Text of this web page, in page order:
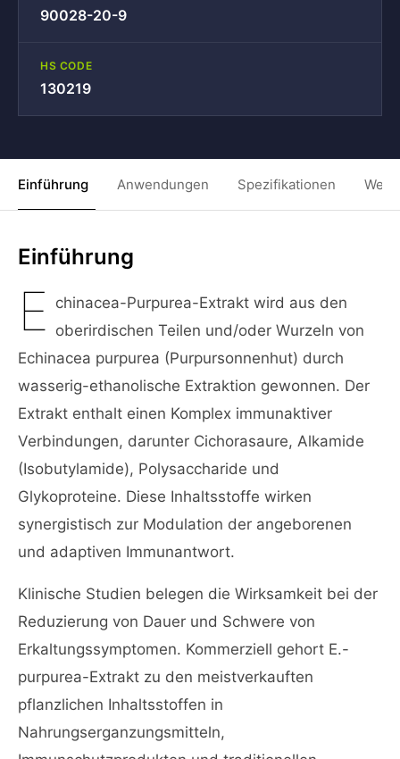
90028-20-9
HS CODE
130219
Einführung Anwendungen Spezifikationen
Einführung
E chinacea-Purpurea-Extrakt wird aus den
oberirdischen Teilen und/oder Wurzeln von
Echinacea purpurea (Purpursonnenhut) durch
wasserig-ethanolische Extraktion gewonnen. Der
Extrakt enthalt einen Komplex immunaktiver
Verbindungen, darunter Cichorasaure, Alkamide
(Isobutylamide), Polysaccharide und
Glykoproteine. Diese Inhaltsstoffe wirken
synergistisch zur Modulation der angeborenen
und adaptiven Immunantwort.
Klinische Studien belegen die Wirksamkeit bei der
Reduzierung von Dauer und Schwere von
Erkaltungssymptomen. Kommerziell gehort E.-
purpurea-Extrakt zu den meistverkauften
pflanzlichen Inhaltsstoffen in
Nahrungserganzungsmitteln,